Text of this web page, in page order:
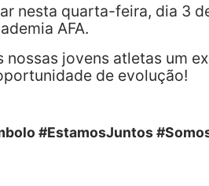
nesta quarta-feira, dia 3
AFA.
nossas jovens atletas um
de evolução!
#EstamosJuntos